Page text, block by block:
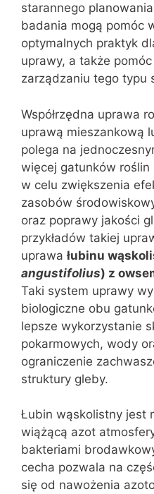
starannego
badania mogą pomóc
optymalnych praktyk
uprawy, a także
zarządzaniu tego typu
Współrzędna uprawa
uprawą mieszankową
polega na
więcej gatunków
w celu zwiększenia
zasobów
oraz poprawy jakości
przykładów takiej
uprawałubinu
angustifolius) z
Taki system uprawy
biologiczne obu
lepsze wykorzystanie
pokarmowych, wody
ograniczenie
struktury gleby.
Łubin wąskolistny jest
wiążącą azot
bakteriami
cecha pozwala na
się od nawożenia